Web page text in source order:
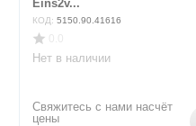
Eins2v...
КОД: 5150.90.41616
Нет в наличии
Свяжитесь с нами насчёт
цены